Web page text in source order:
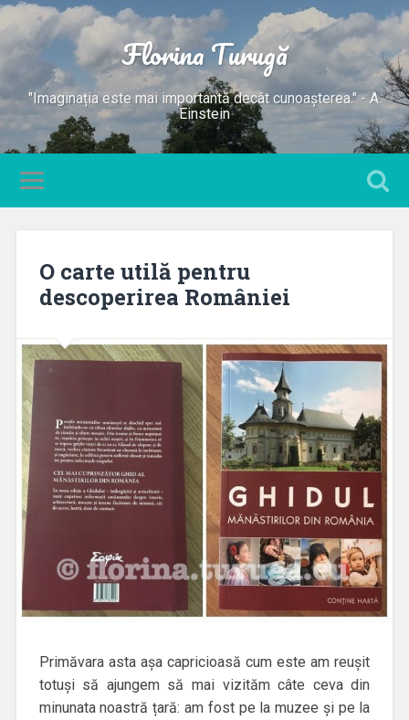
Florina Turugă
"Imaginația este mai importantă decât cunoașterea." - A.
Einstein
O carte utilă pentru
descoperirea României
Primăvara asta așa capricioasă cum este am reușit
totuși să ajungem să mai vizităm câte ceva din
minunata noastră țară: am fost pe la muzee și pe la